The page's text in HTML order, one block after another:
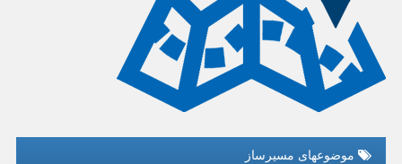
موضوعهای مسیرساز